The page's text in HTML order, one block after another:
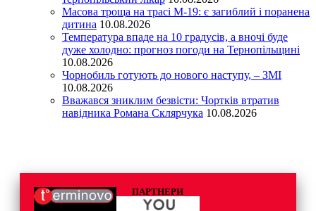
Масова троща на трасі М-19: є загиблий і поранена
дитина 10.08.2026
Температура впаде на 10 градусів, а вночі буде
дуже холодно: прогноз погоди на Тернопільщині
10.08.2026
Чорнобиль готують до нового наступу, – ЗМІ
10.08.2026
Вважався зниклим безвісти: Чортків втратив
навідника Романа Склярчука 10.08.2026
ПАРТНЕРИ